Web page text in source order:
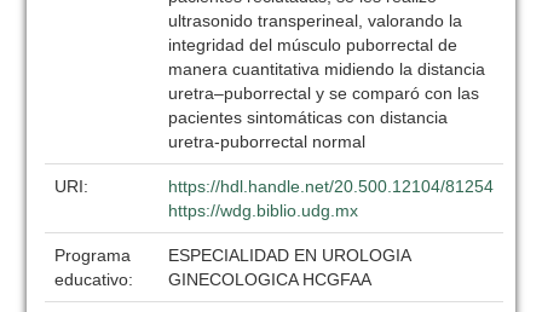
ultrasonido transperineal, valorando la
integridad del músculo puborrectal de
manera cuantitativa midiendo la distancia
uretra–puborrectal y se comparó con las
pacientes sintomáticas con distancia
uretra-puborrectal normal
URI:
https://hdl.handle.net/20.500.12104/81254
https://wdg.biblio.udg.mx
Programa
educativo:
ESPECIALIDAD EN UROLOGIA
GINECOLOGICA HCGFAA